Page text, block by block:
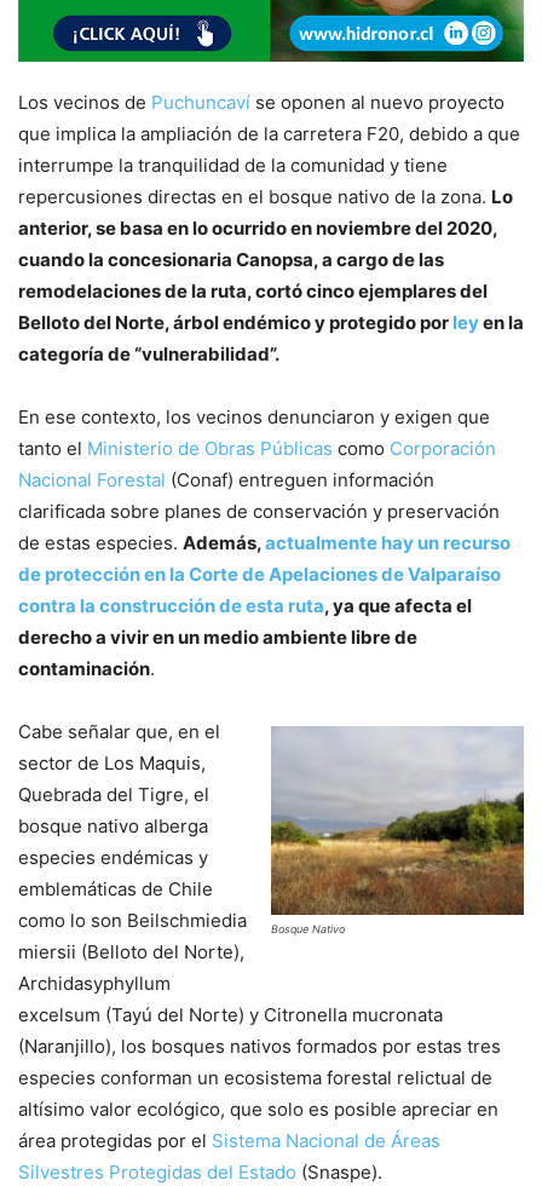
Los vecinos de Puchuncaví se oponen al nuevo proyecto
que implica la ampliación de la carretera F20, debido a que
interrumpe la tranquilidad de la comunidad y tiene
repercusiones directas en el bosque nativo de la zona. Lo
anterior, se basa en lo ocurrido en noviembre del 2020,
cuando la concesionaria Canopsa, a cargo de las
remodelaciones de la ruta, cortó cinco ejemplares del
Belloto del Norte, árbol endémico y protegido por leyen la
categoría de “vulnerabilidad”.
En ese contexto, los vecinos denunciaron y exigen que
tanto el Ministerio de Obras Públicas como Corporación
Nacional Forestal (Conaf) entreguen información
clarificada sobre planes de conservación y preservación
de estas especies. Además,actualmente hay un recurso
de protección en la Corte de Apelaciones de Valparaíso
contra la construcción de esta ruta, ya que afecta el
derecho a vivir en un medio ambiente libre de
contaminación.
Bosque Nativo
Cabe señalar que, en el
sector de Los Maquis,
Quebrada del Tigre, el
bosque nativo alberga
especies endémicas y
emblemáticas de Chile
como lo son Beilschmiedia
miersii (Belloto del Norte),
Archidasyphyllum
excelsum (Tayú del Norte) y Citronella mucronata
(Naranjillo), los bosques nativos formados por estas tres
especies conforman un ecosistema forestal relictual de
altísimo valor ecológico, que solo es posible apreciar en
área protegidas por el Sistema Nacional de Áreas
Silvestres Protegidas del Estado (Snaspe).